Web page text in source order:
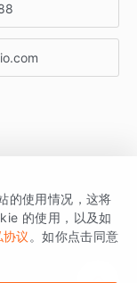
核心平台为 GrowingIO
的使用情况，这将
的使用，以及如
协议 。如你点击同意